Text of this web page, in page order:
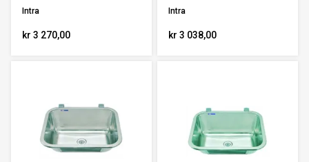
Intra
kr 3 270,00
Intra
kr 3 038,00